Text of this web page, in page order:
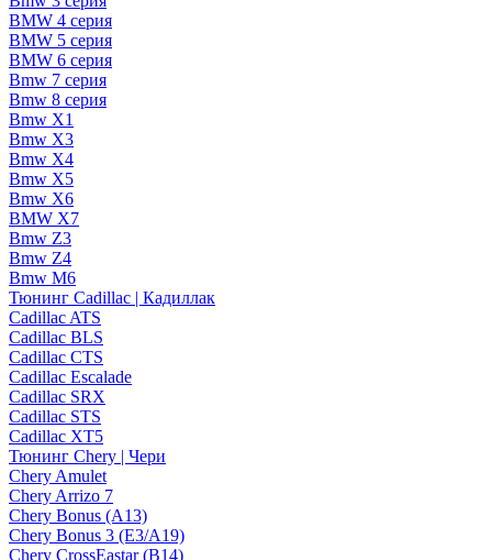
BMW 4 серия
BMW 5 серия
BMW 6 серия
Bmw 7 серия
Bmw 8 серия
Bmw X1
Bmw X3
Bmw X4
Bmw X5
Bmw X6
BMW X7
Bmw Z3
Bmw Z4
Bmw М6
Тюнинг Cadillac | Кадиллак
Cadillac ATS
Cadillac BLS
Cadillac CTS
Cadillac Escalade
Cadillac SRX
Cadillac STS
Cadillac XT5
Тюнинг Chery | Чери
Chery Amulet
Chery Arrizo 7
Chery Bonus (A13)
Chery Bonus 3 (E3/A19)
Chery CrossEastar (B14)